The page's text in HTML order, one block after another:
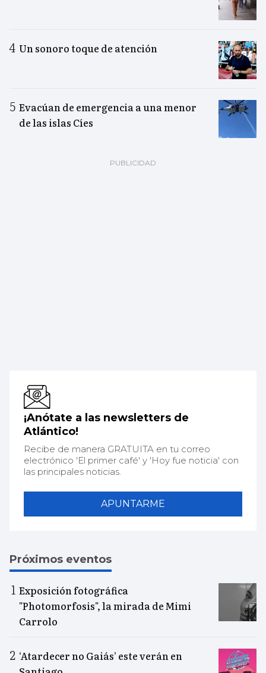
Un sonoro toque de atención
Evacúan de emergencia a una menor
de las islas Cíes
¡Anótate a las newsletters de
Atlántico!
Recibe de manera GRATUITA en tu correo
electrónico 'El primer café' y 'Hoy fue noticia' con
las principales noticias.
APUNTARME
Próximos eventos
Exposición fotográfica
"Photomorfosis", la mirada de Mimi
Carrolo
‘Atardecer no Gaiás’ este verán en